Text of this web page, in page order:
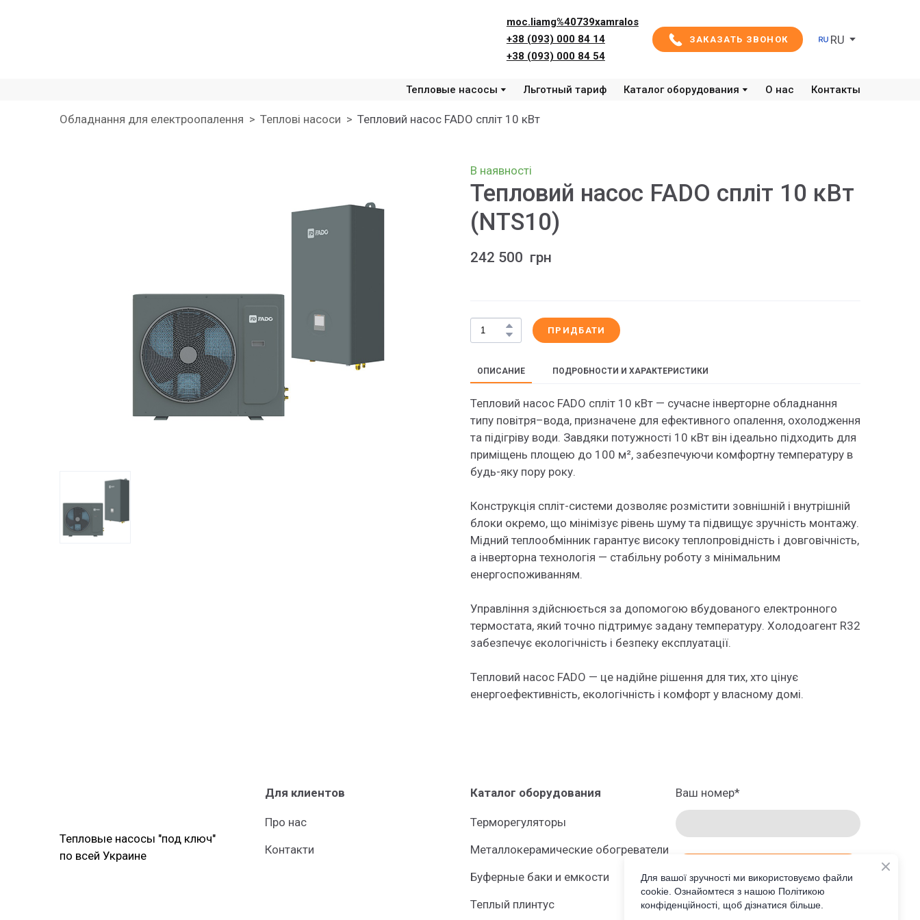
moc.liamg%40739xamralos
+38 (093) 000 84 14
+38 (093) 000 84 54
ЗАКАЗАТЬ ЗВОНОК RU
Тепловые насосы Льготный тариф Каталог оборудования О нас Контакты
Обладнання для електроопалення Теплові насоси Тепловий насос FADO спліт 10 кВт
В наявності
Тепловий насос FADO спліт 10 кВт
(NTS10)
242 500  грн
ПРИДБАТИ
ОПИСАНИЕ ПОДРОБНОСТИ И ХАРАКТЕРИСТИКИ
Тепловий насос FADO спліт 10 кВт — сучасне інверторне обладнання
типу повітря–вода, призначене для ефективного опалення, охолодження
та підігріву води. Завдяки потужності 10 кВт він ідеально підходить для
приміщень площею до 100 м², забезпечуючи комфортну температуру в
будь-яку пору року.
Конструкція спліт-системи дозволяє розмістити зовнішній і внутрішній
блоки окремо, що мінімізує рівень шуму та підвищує зручність монтажу.
Мідний теплообмінник гарантує високу теплопровідність і довговічність,
а інверторна технологія — стабільну роботу з мінімальним
енергоспоживанням.
Управління здійснюється за допомогою вбудованого електронного
термостата, який точно підтримує задану температуру. Холодоагент R32
забезпечує екологічність і безпеку експлуатації.
Тепловий насос FADO — це надійне рішення для тих, хто цінує
енергоефективність, екологічність і комфорт у власному домі.
Тепловые насосы "под ключ"
по всей Украине
Для клиентов
Про нас
Контакти
Каталог оборудования
Терморегуляторы
Металлокерамические обогреватели
Буферные баки и емкости
Теплый плинтус
Ваш номер*
Для вашої зручності ми використовуємо файли
cookie. Ознайомтеся з нашою Політикою
конфіденційності, щоб дізнатися більше.